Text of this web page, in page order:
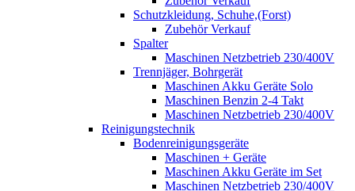
Schutzkleidung, Schuhe,(Forst)
Zubehör Verkauf
Spalter
Maschinen Netzbetrieb 230/400V
Trennjäger, Bohrgerät
Maschinen Akku Geräte Solo
Maschinen Benzin 2-4 Takt
Maschinen Netzbetrieb 230/400V
Reinigungstechnik
Bodenreinigungsgeräte
Maschinen + Geräte
Maschinen Akku Geräte im Set
Maschinen Netzbetrieb 230/400V